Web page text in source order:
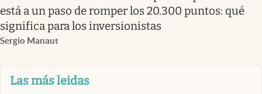
está a un paso de romper los 20.300 puntos: qué
significa para los inversionistas
Sergio Manaut
Las más leidas